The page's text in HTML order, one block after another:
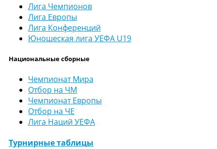
Лига Чемпионов
Лига Европы
Лига Конференций
Юношеская лига УЕФА U19
Национальные сборные
Чемпионат Мира
Отбор на ЧМ
Чемпионат Европы
Отбор на ЧЕ
Лига Наций УЕФА
Турнирные таблицы